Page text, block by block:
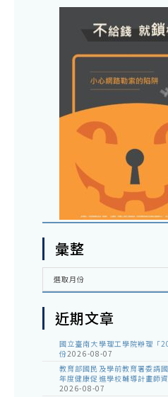
彙整
彙
選取月份
近期文章
國立臺南大學理工學院辦理「
份2026-08-07
教育部國民及學前教育署委請
年度健康促進學校輔導計畫師
2026-08-07